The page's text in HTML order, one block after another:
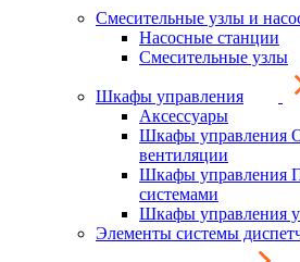
Смесительные узлы и
Насосные станции
Смесительные узлы
Шкафы управления
Аксессуары
Шкафы управления
вентиляции
Шкафы управления
системами
Шкафы управления
Элементы системы